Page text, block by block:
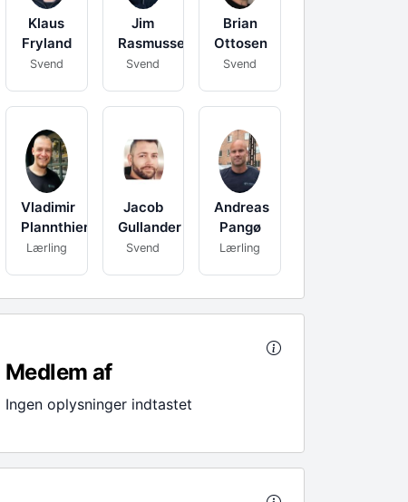
Klaus
Fryland
Svend
Jim
Rasmussen
Svend
Brian
Ottosen
Svend
Vladimir
Plannthien
Lærling
Jacob
Gullander
Svend
Andreas
Pangø
Lærling
Medlem af
Ingen oplysninger indtastet